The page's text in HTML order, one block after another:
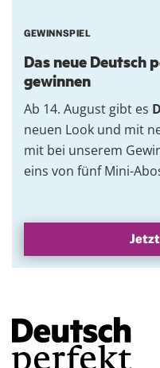
GEWINNSPIEL
Das neue Deutsch
gewinnen
Ab 14. August gibt es
neuen Look und mit
mit bei unserem
eins von fünf Mini-